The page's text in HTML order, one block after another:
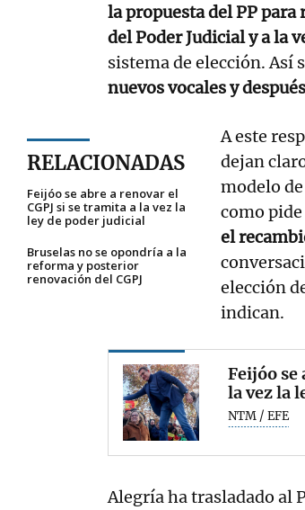
la propuesta del PP para
del Poder Judicial y a la
sistema de elección. Así
nuevos vocales y
RELACIONADAS
Feijóo se abre a renovar el
CGPJ si se tramita a la vez la
ley de poder judicial
Bruselas no se opondría a la
reforma y posterior
renovación del CGPJ
A este
dejan
modelo
como
el
elección
indican.
Feijóo se
la vez la
NTM / EFE
Alegría ha trasladado al